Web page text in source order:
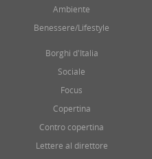
Ambiente
Benessere/Lifestyle
Borghi d'Italia
Sociale
Focus
Copertina
Contro copertina
Lettere al direttore